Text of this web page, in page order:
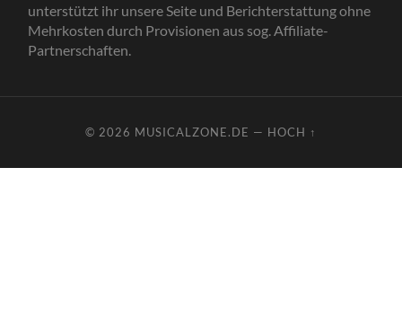
unterstützt ihr unsere Seite und Berichterstattung ohne
Mehrkosten durch Provisionen aus sog. Affiliate-
Partnerschaften.
© 2026 MUSICALZONE.DE — HOCH ↑